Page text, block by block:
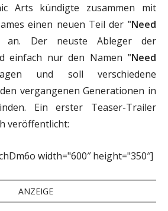
Arts kündigte zusammen mit
einen neuen Teil der "Need
an. Der neuste Ableger der
einfach nur den Namen "Need
und soll verschiedene
vergangenen Generationen in
Ein erster Teaser-Trailer
veröffentlicht:
width="600″ height="350″]
ANZEIGE